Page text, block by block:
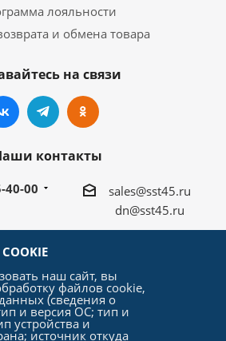
лояльности
и обмена товара
на связи
контакты
40-00
sales@sst45.ru
dn@sst45.ru
г.Курган, ул.Омская 76а
«СтройСельхозТорг»
наш сайт, вы
файлов cookie,
(сведения о
и версия ОС; тип и
устройства и
источник откуда